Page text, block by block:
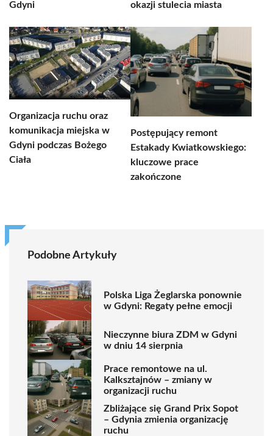
Gdyni okazji stulecia miasta
Organizacja ruchu oraz
komunikacja miejska w
Gdyni podczas Bożego
Ciała
Postępujący remont
Estakady Kwiatkowskiego:
kluczowe prace
zakończone
Podobne Artykuły
Polska Liga Żeglarska ponownie
w Gdyni: Regaty pełne emocji
Nieczynne biura ZDM w Gdyni
w dniu 14 sierpnia
Prace remontowe na ul.
Kalksztajnów – zmiany w
organizacji ruchu
Zbliżające się Grand Prix Sopot
– Gdynia zmienia organizację
ruchu